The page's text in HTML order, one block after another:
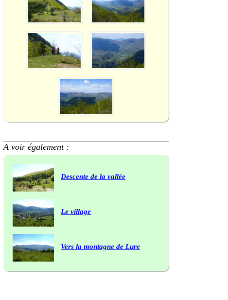
A voir également :
Descente de la vallée
Le village
Vers la montagne de Lure